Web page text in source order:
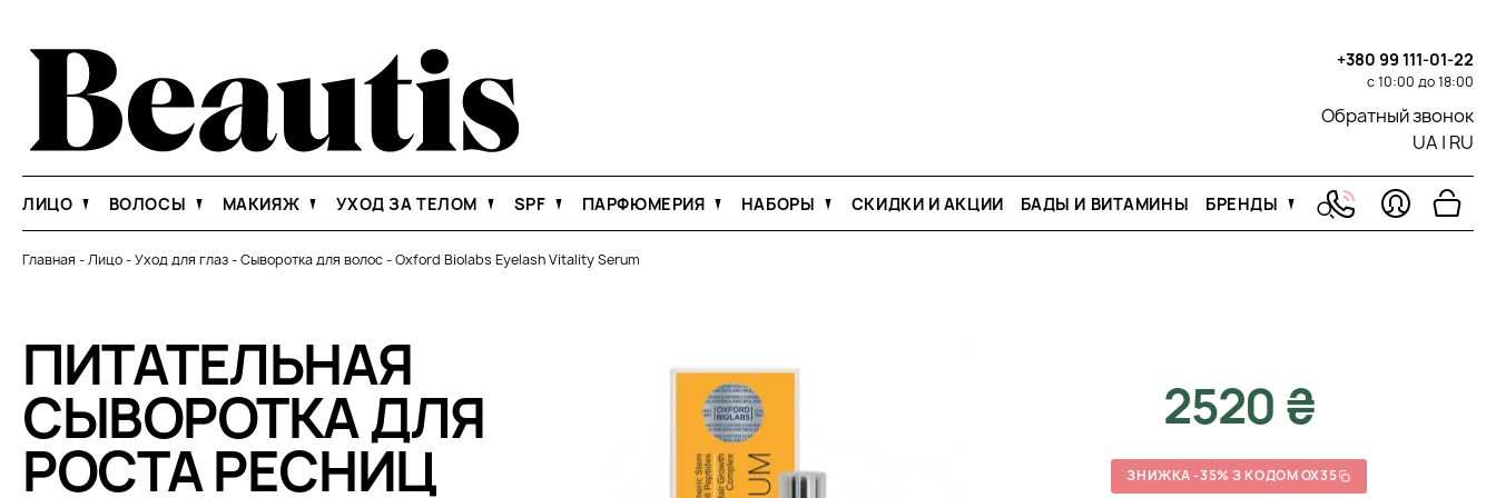
+380 99 111-01-22
с 10:00 до 18:00
Обратный звонок
UA | RU
ЛИЦО ВОЛОСЫ МАКИЯЖ УХОД ЗА ТЕЛОМ SPF ПАРФЮМЕРИЯ НАБОРЫ СКИДКИ И АКЦИИ БАДЫ И ВИТАМИНЫ БРЕНДЫ
Главная -Лицо-Уход для глаз-Сыворотка для волос-Oxford Biolabs Eyelash Vitality Serum
ПИТАТЕЛЬНАЯ
СЫВОРОТКА ДЛЯ
РОСТА РЕСНИЦ
2520 ₴
ЗНИЖКА -35% З КОДОМ OX35